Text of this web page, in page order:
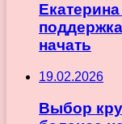
начать
19.02.2026
Выбор